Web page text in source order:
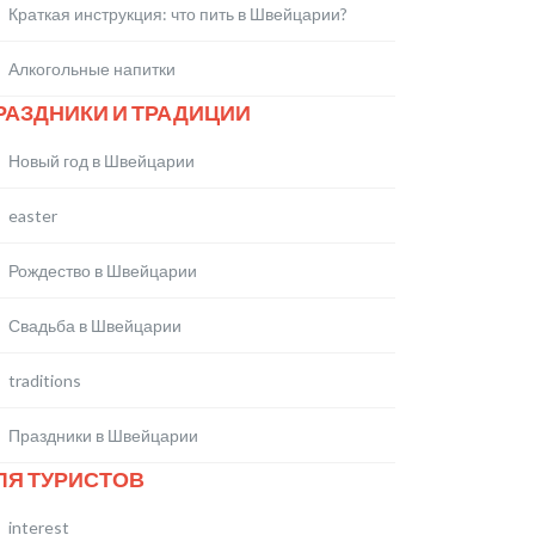
Краткая инструкция: что пить в Швейцарии?
Алкогольные напитки
И ТРАДИЦИИ
Новый год в Швейцарии
easter
Рождество в Швейцарии
Свадьба в Швейцарии
traditions
Праздники в Швейцарии
ТУРИСТОВ
interest